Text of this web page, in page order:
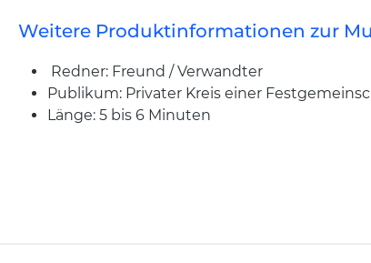
Weitere Produktinformationen zur
Redner: Freund / Verwandter
Publikum: Privater Kreis einer
Länge: 5 bis 6 Minuten